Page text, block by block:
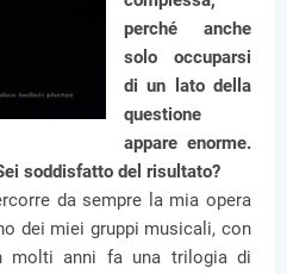
perché anche
solo occuparsi
di un lato della
questione
appare enorme.
soddisfatto del risultato?
da sempre la mia opera
dei miei gruppi musicali, con
molti anni fa una trilogia di